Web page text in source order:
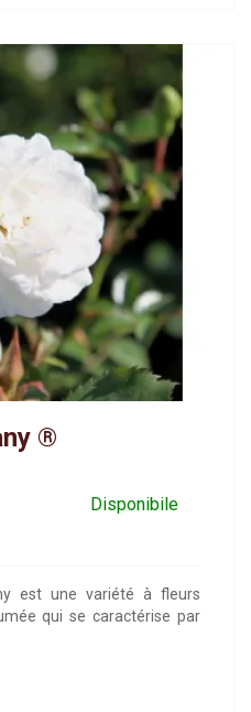
®
Disponibile
est une variété à fleurs
qui se caractérise par